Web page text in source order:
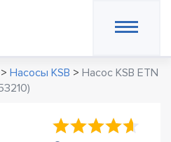
> Насосы KSB > Насос KSB ETN